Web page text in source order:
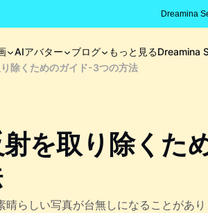
Dreamina
AIアバター ブログ もっと見るDreamina
除くためのガイド-3つの方法
を取り除くた
らしい写真が台無しになることがあり